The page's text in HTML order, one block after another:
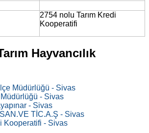
2754 nolu Tarım Kredi
Kooperatifi
Hayvancılık
Müdürlüğü - Sivas
- Sivas
- Sivas
TİC.A.Ş - Sivas
Kooperatifi - Sivas